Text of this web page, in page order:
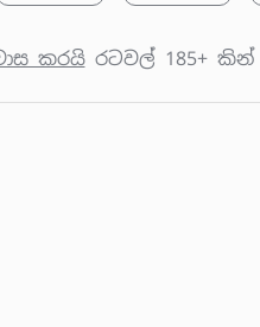
කරයි රටවල් 185+ කින්